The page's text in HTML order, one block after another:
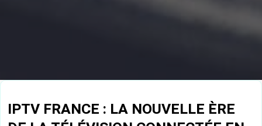
IPTV FRANCE : LA NOUVELLE ÈRE